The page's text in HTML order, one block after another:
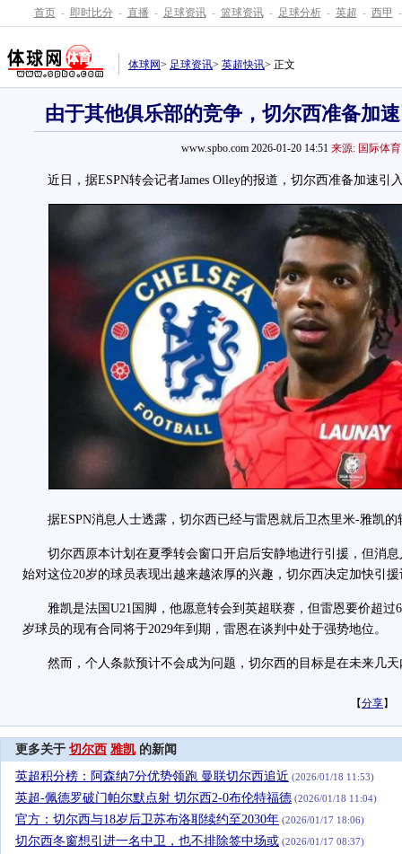
首页 - 即时比分 - 直播 - 足球资讯 - 篮球资讯 - 足球分析 - 英超 - 西甲 -
体球网> 足球资讯> 英超快讯> 正文
由于其他俱乐部的竞争，切尔西准备加
www.spbo.com 2026-01-20 14:51 来源: 国际体育
近日，据ESPN转会记者James Olley的报道，切尔西准备加速引
据ESPN消息人士透露，切尔西已经与雷恩就后卫杰里米-雅凯的
切尔西原本计划在夏季转会窗口开启后安静地进行引援，但消息
始对这位20岁的球员表现出越来越浓厚的兴趣，切尔西决定加快引
雅凯是法国U21国脚，他愿意转会到英超联赛，但雷恩要价超过
岁球员的现有合同将于2029年到期，雷恩在谈判中处于强势地位。
然而，个人条款预计不会成为问题，切尔西的目标是在未来几天
【分享】
更多关于 切尔西 雅凯 的新闻
英超积分榜：阿森纳7分优势领跑 曼联切尔西追近 (2026/01/18 11:53)
英超-佩德罗破门帕尔默点射 切尔西2-0布伦特福德 (2026/01/18 11:04)
官方：切尔西与18岁后卫苏布洛耶续约至2030年 (2026/01/17 18:06)
切尔西冬窗想引进一名中卫，也不排除签中场或 (2026/01/17 08:37)